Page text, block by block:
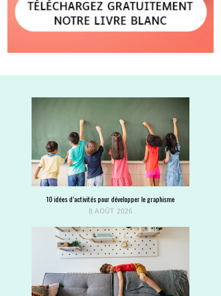
10 idées d’activités pour développer le graphisme
8 AOÛT 2026